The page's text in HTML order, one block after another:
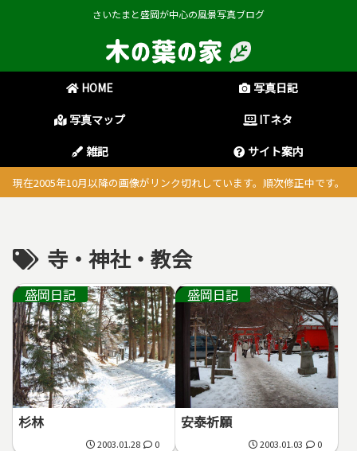
さいたまと盛岡が中心の風景写真ブログ
HOME
写真日記
写真マップ
ITネタ
雑記
サイト案内
現在2005年10月以降の画像がリンク切れしています。順次修正中です。
寺・神社・教会
盛岡日記
杉林
2003.01.28 0
盛岡日記
安泰祈願
2003.01.03 0